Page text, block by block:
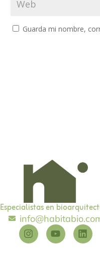
Guarda mi nombre,
Especialistas en